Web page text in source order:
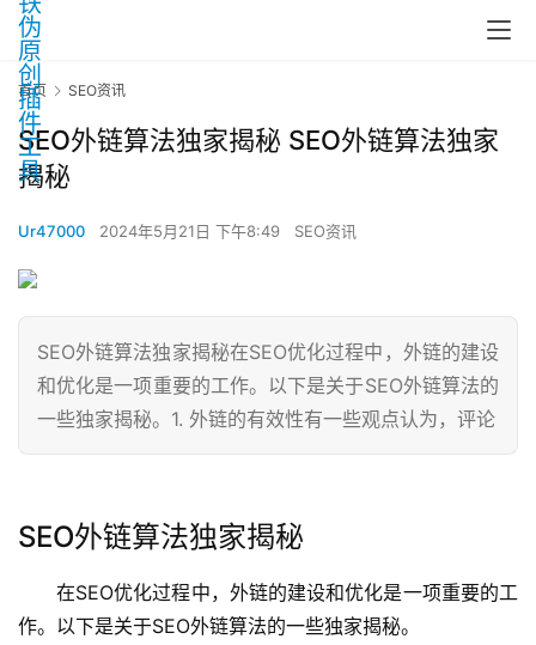
首页 SEO资讯
SEO外链算法独家揭秘 SEO外链算法独家
揭秘
Ur47000 2024年5月21日 下午8:49 SEO资讯
SEO外链算法独家揭秘在SEO优化过程中，外链的建设
和优化是一项重要的工作。以下是关于SEO外链算法的
一些独家揭秘。1. 外链的有效性有一些观点认为，评论
SEO外链算法独家揭秘
在SEO优化过程中，外链的建设和优化是一项重要的工
作。以下是关于SEO外链算法的一些独家揭秘。